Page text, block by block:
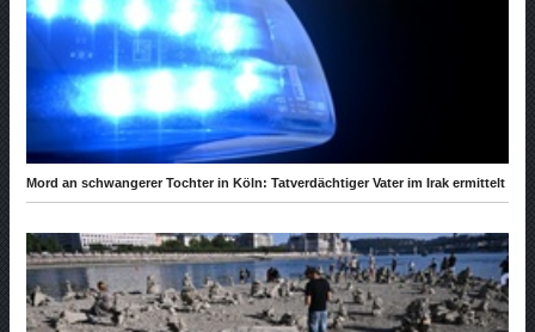
Mord an schwangerer Tochter in Köln: Tatverdächtiger Vater im Irak ermittelt